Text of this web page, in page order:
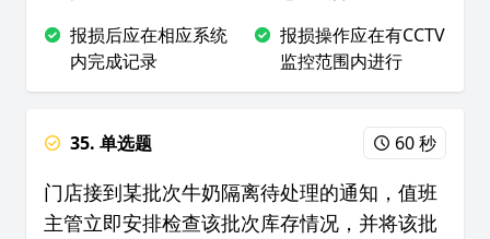
报损后应在相应系统
内完成记录
报损操作应在有CCTV
监控范围内进行
35. 单选题 60 秒
门店接到某批次牛奶隔离待处理的通知，值班
主管立即安排检查该批次库存情况，并将该批